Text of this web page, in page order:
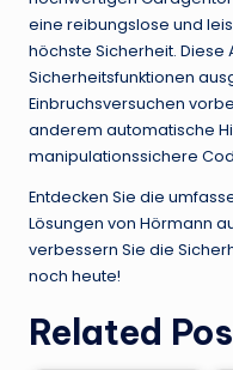
eine reibungslose und
höchste Sicherheit. Diese
Sicherheitsfunktionen
Einbruchsversuchen
anderem automatische
manipulationssichere
Entdecken Sie die
Lösungen von Hörmann
verbessern Sie die
noch heute!
Related